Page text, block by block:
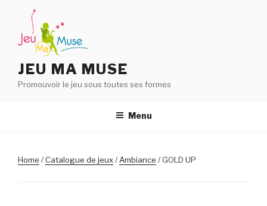
contenu
principal
JEU MA MUSE
Promouvoir le jeu sous toutes ses formes
Menu
Home /Catalogue de jeux/Ambiance / GOLD UP